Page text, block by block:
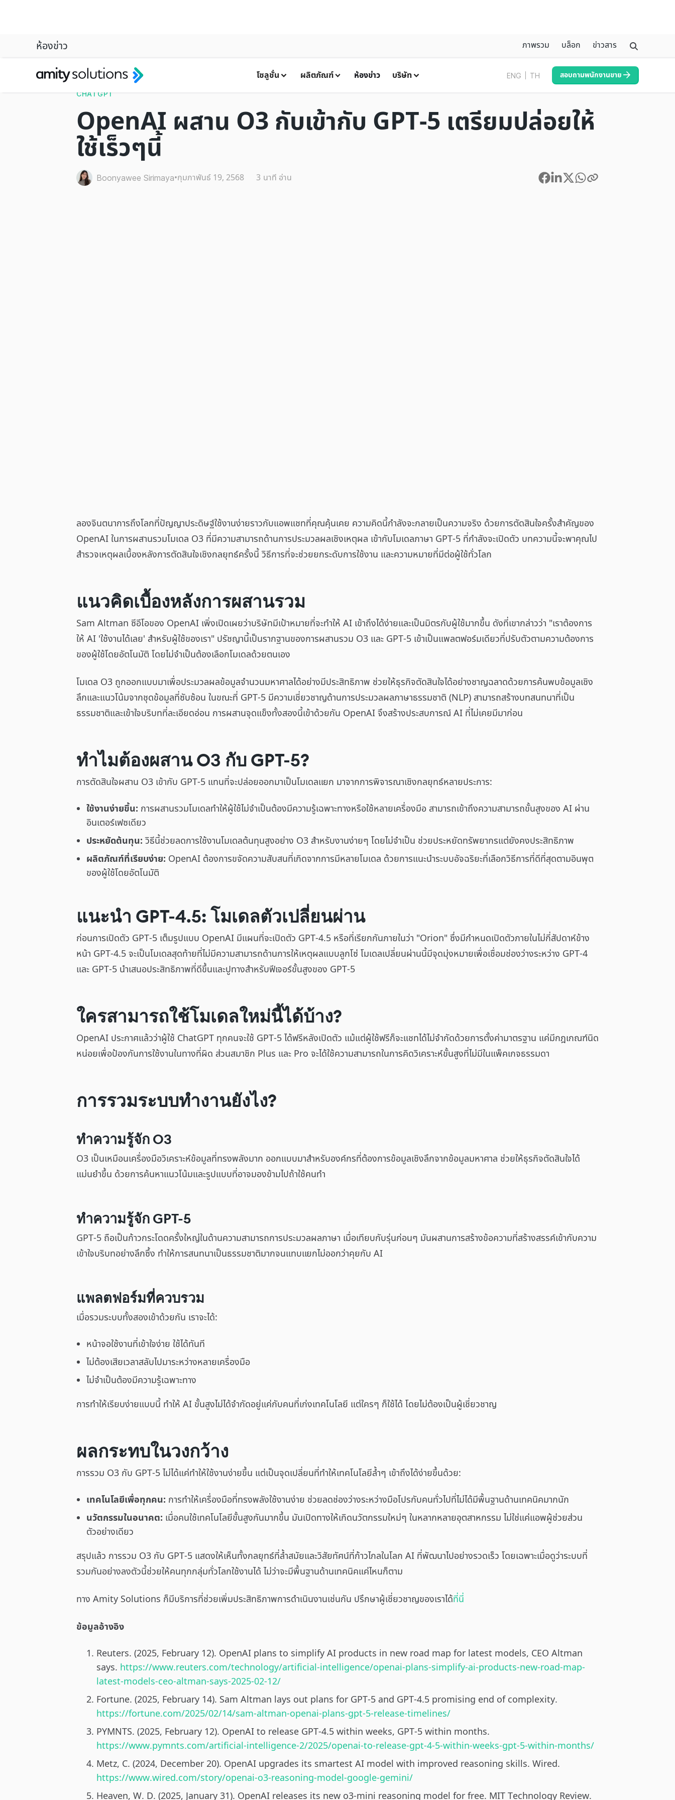
โซลูชั่น ผลิตภัณฑ์ ห้องข่าว บริษัท ENG TH สอบถามพนักงานขาย
ห้องข่าว ภาพรวม บล็อก ข่าวสาร
CHATGPT
OpenAI ผสาน O3 กับเข้ากับ GPT-5 เตรียมปล่อยให้
ใช้เร็วๆนี้
Boonyawee Sirimaya•กุมภาพันธ์ 19, 2568 3 นาที อ่าน
ลองจินตนาการถึงโลกที่ปัญญาประดิษฐ์ใช้งานง่ายราวกับแอพแชทที่คุณคุ้นเคย ความคิดนี้กำลังจะกลายเป็นความจริง ด้วยการตัดสินใจครั้งสำคัญของ
OpenAI ในการผสานรวมโมเดล O3 ที่มีความสามารถด้านการประมวลผลเชิงเหตุผล เข้ากับโมเดลภาษา GPT-5 ที่กำลังจะเปิดตัว บทความนี้จะพาคุณไป
สำรวจเหตุผลเบื้องหลังการตัดสินใจเชิงกลยุทธ์ครั้งนี้ วิธีการที่จะช่วยยกระดับการใช้งาน และความหมายที่มีต่อผู้ใช้ทั่วโลก
แนวคิดเบื้องหลังการผสานรวม
Sam Altman ซีอีโอของ OpenAI เพิ่งเปิดเผยว่าบริษัทมีเป้าหมายที่จะทำให้ AI เข้าถึงได้ง่ายและเป็นมิตรกับผู้ใช้มากขึ้น ดังที่เขากล่าวว่า "เราต้องการ
ให้ AI 'ใช้งานได้เลย' สำหรับผู้ใช้ของเรา" ปรัชญานี้เป็นรากฐานของการผสานรวม O3 และ GPT-5 เข้าเป็นแพลตฟอร์มเดียวที่ปรับตัวตามความต้องการ
ของผู้ใช้โดยอัตโนมัติ โดยไม่จำเป็นต้องเลือกโมเดลด้วยตนเอง
โมเดล O3 ถูกออกแบบมาเพื่อประมวลผลข้อมูลจำนวนมหาศาลได้อย่างมีประสิทธิภาพ ช่วยให้ธุรกิจตัดสินใจได้อย่างชาญฉลาดด้วยการค้นพบข้อมูลเชิง
ลึกและแนวโน้มจากชุดข้อมูลที่ซับซ้อน ในขณะที่ GPT-5 มีความเชี่ยวชาญด้านการประมวลผลภาษาธรรมชาติ (NLP) สามารถสร้างบทสนทนาที่เป็น
ธรรมชาติและเข้าใจบริบทที่ละเอียดอ่อน การผสานจุดแข็งทั้งสองนี้เข้าด้วยกัน OpenAI จึงสร้างประสบการณ์ AI ที่ไม่เคยมีมาก่อน
ทำไมต้องผสาน O3 กับ GPT-5?
การตัดสินใจผสาน O3 เข้ากับ GPT-5 แทนที่จะปล่อยออกมาเป็นโมเดลแยก มาจากการพิจารณาเชิงกลยุทธ์หลายประการ:
ใช้งานง่ายขึ้น: การผสานรวมโมเดลทำให้ผู้ใช้ไม่จำเป็นต้องมีความรู้เฉพาะทางหรือใช้หลายเครื่องมือ สามารถเข้าถึงความสามารถขั้นสูงของ AI ผ่าน
อินเตอร์เฟซเดียว
ประหยัดต้นทุน:วิธีนี้ช่วยลดการใช้งานโมเดลต้นทุนสูงอย่าง O3 สำหรับงานง่ายๆ โดยไม่จำเป็น ช่วยประหยัดทรัพยากรแต่ยังคงประสิทธิภาพ
ผลิตภัณฑ์ที่เรียบง่าย: OpenAI ต้องการขจัดความสับสนที่เกิดจากการมีหลายโมเดล ด้วยการแนะนำระบบอัจฉริยะที่เลือกวิธีการที่ดีที่สุดตามอินพุต
ของผู้ใช้โดยอัตโนมัติ
แนะนำ GPT-4.5: โมเดลตัวเปลี่ยนผ่าน
ก่อนการเปิดตัว GPT-5 เต็มรูปแบบ OpenAI มีแผนที่จะเปิดตัว GPT-4.5 หรือที่เรียกกันภายในว่า "Orion" ซึ่งมีกำหนดเปิดตัวภายในไม่กี่สัปดาห์ข้าง
หน้า GPT-4.5 จะเป็นโมเดลสุดท้ายที่ไม่มีความสามารถด้านการให้เหตุผลแบบลูกโซ่ โมเดลเปลี่ยนผ่านนี้มีจุดมุ่งหมายเพื่อเชื่อมช่องว่างระหว่าง GPT-4
และ GPT-5 นำเสนอประสิทธิภาพที่ดีขึ้นและปูทางสำหรับฟีเจอร์ขั้นสูงของ GPT-5
ใครสามารถใช้โมเดลใหม่นี้ได้บ้าง?
OpenAI ประกาศแล้วว่าผู้ใช้ ChatGPT ทุกคนจะใช้ GPT-5 ได้ฟรีหลังเปิดตัว แม้แต่ผู้ใช้ฟรีก็จะแชทได้ไม่จำกัดด้วยการตั้งค่ามาตรฐาน แค่มีกฎเกณฑ์นิด
หน่อยเพื่อป้องกันการใช้งานในทางที่ผิด ส่วนสมาชิก Plus และ Pro จะได้ใช้ความสามารถในการคิดวิเคราะห์ขั้นสูงที่ไม่มีในแพ็คเกจธรรมดา
การรวมระบบทำงานยังไง?
ทำความรู้จัก O3
O3 เป็นเหมือนเครื่องมือวิเคราะห์ข้อมูลที่ทรงพลังมาก ออกแบบมาสำหรับองค์กรที่ต้องการข้อมูลเชิงลึกจากข้อมูลมหาศาล ช่วยให้ธุรกิจตัดสินใจได้
แม่นยำขึ้น ด้วยการค้นหาแนวโน้มและรูปแบบที่อาจมองข้ามไปถ้าใช้คนทำ
ทำความรู้จัก GPT-5
GPT-5 ถือเป็นก้าวกระโดดครั้งใหญ่ในด้านความสามารถการประมวลผลภาษา เมื่อเทียบกับรุ่นก่อนๆ มันผสานการสร้างข้อความที่สร้างสรรค์เข้ากับความ
เข้าใจบริบทอย่างลึกซึ้ง ทำให้การสนทนาเป็นธรรมชาติมากจนแทบแยกไม่ออกว่าคุยกับ AI
แพลตฟอร์มที่ควบรวม
เมื่อรวมระบบทั้งสองเข้าด้วยกัน เราจะได้:
หน้าจอใช้งานที่เข้าใจง่าย ใช้ได้ทันที
ไม่ต้องเสียเวลาสลับไปมาระหว่างหลายเครื่องมือ
ไม่จำเป็นต้องมีความรู้เฉพาะทาง
การทำให้เรียบง่ายแบบนี้ ทำให้ AI ขั้นสูงไม่ได้จำกัดอยู่แค่กับคนที่เก่งเทคโนโลยี แต่ใครๆ ก็ใช้ได้ โดยไม่ต้องเป็นผู้เชี่ยวชาญ
ผลกระทบในวงกว้าง
การรวม O3 กับ GPT-5 ไม่ได้แค่ทำให้ใช้งานง่ายขึ้น แต่เป็นจุดเปลี่ยนที่ทำให้เทคโนโลยีล้ำๆ เข้าถึงได้ง่ายขึ้นด้วย:
เทคโนโลยีเพื่อทุกคน: การทำให้เครื่องมือที่ทรงพลังใช้งานง่าย ช่วยลดช่องว่างระหว่างมือโปรกับคนทั่วไปที่ไม่ได้มีพื้นฐานด้านเทคนิคมากนัก
นวัตกรรมในอนาคต: เมื่อคนใช้เทคโนโลยีขั้นสูงกันมากขึ้น มันเปิดทางให้เกิดนวัตกรรมใหม่ๆ ในหลากหลายอุตสาหกรรม ไม่ใช่แค่แอพผู้ช่วยส่วน
ตัวอย่างเดียว
สรุปแล้ว การรวม O3 กับ GPT-5 แสดงให้เห็นทั้งกลยุทธ์ที่ล้ำสมัยและวิสัยทัศน์ที่ก้าวไกลในโลก AI ที่พัฒนาไปอย่างรวดเร็ว โดยเฉพาะเมื่อดูว่าระบบที่
รวมกันอย่างลงตัวนี้ช่วยให้คนทุกกลุ่มทั่วโลกใช้งานได้ ไม่ว่าจะมีพื้นฐานด้านเทคนิคแค่ไหนก็ตาม
ทาง Amity Solutions ก็มีบริการที่ช่วยเพิ่มประสิทธิภาพการดำเนินงานเช่นกัน ปรึกษาผู้เชี่ยวชาญของเราได้ที่นี่
ข้อมูลอ้างอิง
Reuters. (2025, February 12). OpenAI plans to simplify AI products in new road map for latest models, CEO Altman
says. https://www.reuters.com/technology/artificial-intelligence/openai-plans-simplify-ai-products-new-road-map-
latest-models-ceo-altman-says-2025-02-12/
Fortune. (2025, February 14). Sam Altman lays out plans for GPT-5 and GPT-4.5 promising end of complexity.
https://fortune.com/2025/02/14/sam-altman-openai-plans-gpt-5-release-timelines/
PYMNTS. (2025, February 12). OpenAI to release GPT-4.5 within weeks, GPT-5 within months.
https://www.pymnts.com/artificial-intelligence-2/2025/openai-to-release-gpt-4-5-within-weeks-gpt-5-within-months/
Metz, C. (2024, December 20). OpenAI upgrades its smartest AI model with improved reasoning skills. Wired.
https://www.wired.com/story/openai-o3-reasoning-model-google-gemini/
Heaven, W. D. (2025, January 31). OpenAI releases its new o3-mini reasoning model for free. MIT Technology Review.